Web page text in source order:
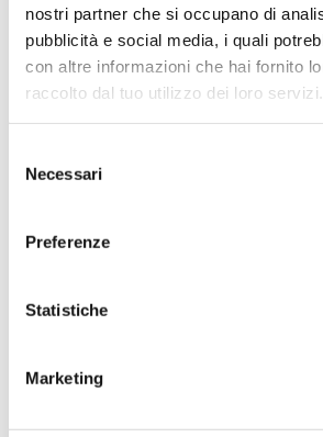
nostri partner che si occupano di
pubblicità e social media, i quali
con altre informazioni che hai fornito
raccolto dal tuo utilizzo dei loro servizi.
delNecessari
Preferenze
Statistiche
Marketing
MCE Milan | Pad 4 - Stand
#EVENT
22/01/2024